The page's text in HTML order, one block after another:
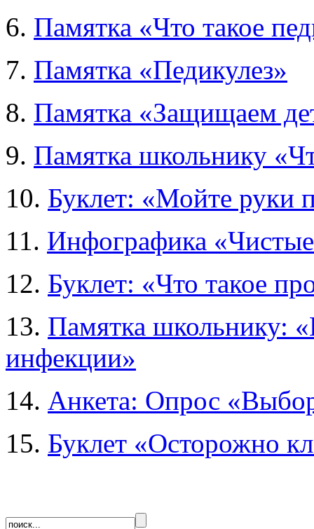
6. Памятка «Что такое
7. Памятка «Педикулез»
8. Памятка «Защищаем
9. Памятка школьнику
10. Буклет: «Мойте руки
11. Инфографика
12. Буклет: «Что такое
13. Памятка школьнику:
инфекции»
14. Анкета: Опрос
15. Буклет «Осторожно